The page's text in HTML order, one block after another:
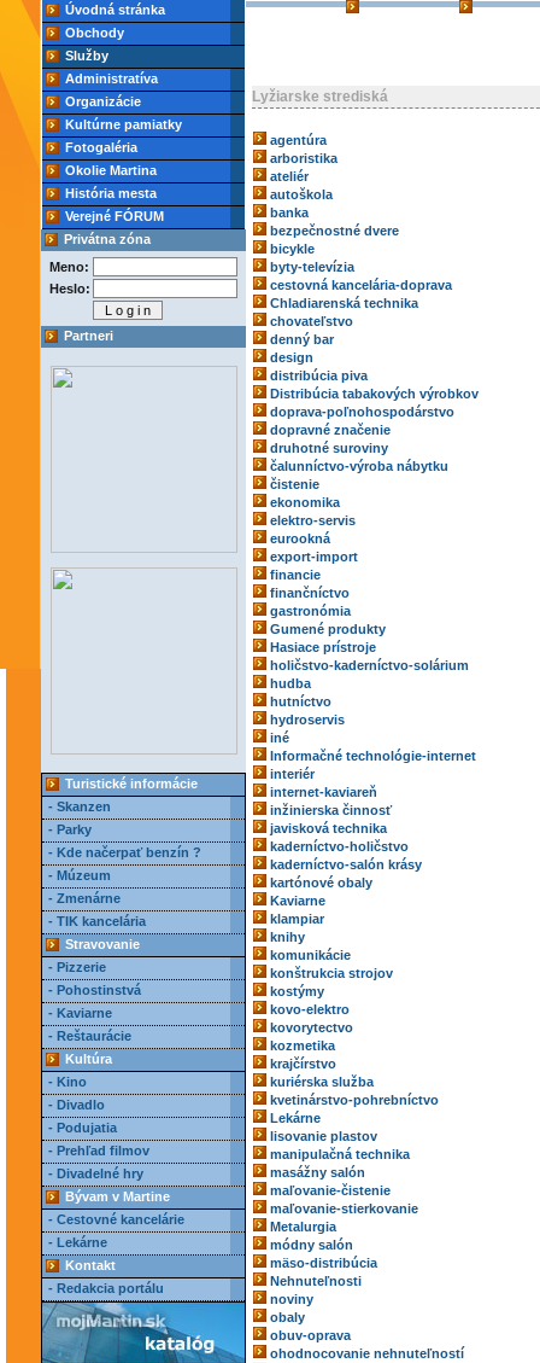
Úvodná stránka
Obchody
Služby
Administratíva
Organizácie
Kultúrne pamiatky
Fotogaléria
Okolie Martina
História mesta
Verejné FÓRUM
Privátna zóna
Meno:
Heslo:
Partneri
Turistické informácie
- Skanzen
- Parky
- Kde načerpať benzín ?
- Múzeum
- Zmenárne
- TIK kancelária
Stravovanie
- Pizzerie
- Pohostinstvá
- Kaviarne
- Reštaurácie
Kultúra
- Kino
- Divadlo
- Podujatia
- Prehľad filmov
- Divadelné hry
Bývam v Martine
- Cestovné kancelárie
- Lekárne
Kontakt
- Redakcia portálu
Lyžiarske strediská
agentúra
arboristika
ateliér
autoškola
banka
bezpečnostné dvere
bicykle
byty-televízia
cestovná kancelária-doprava
Chladiarenská technika
chovateľstvo
denný bar
design
distribúcia piva
Distribúcia tabakových výrobkov
doprava-poľnohospodárstvo
dopravné značenie
druhotné suroviny
čalunníctvo-výroba nábytku
čistenie
ekonomika
elektro-servis
eurookná
export-import
financie
finančníctvo
gastronómia
Gumené produkty
Hasiace prístroje
holičstvo-kaderníctvo-solárium
hudba
hutníctvo
hydroservis
iné
Informačné technológie-internet
interiér
internet-kaviareň
inžinierska činnosť
javisková technika
kaderníctvo-holičstvo
kaderníctvo-salón krásy
kartónové obaly
Kaviarne
klampiar
knihy
komunikácie
konštrukcia strojov
kostýmy
kovo-elektro
kovorytectvo
kozmetika
krajčírstvo
kuriérska služba
kvetinárstvo-pohrebníctvo
Lekárne
lisovanie plastov
manipulačná technika
masážny salón
maľovanie-čistenie
maľovanie-stierkovanie
Metalurgia
módny salón
mäso-distribúcia
Nehnuteľnosti
noviny
obaly
obuv-oprava
ohodnocovanie nehnuteľností